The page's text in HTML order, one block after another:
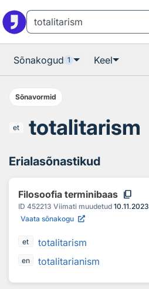
Sõnakogud 1 Keel
Sõnavormid
et totalitarism
Erialasõnastikud
Filosoofia terminibaas content_copy
ID 452213 Viimati muudetud 10.11.2023
Vaata sõnakogu
et totalitarism
en totalitarianism